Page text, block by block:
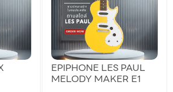
EPIPHONE LES PAUL
MELODY MAKER E1